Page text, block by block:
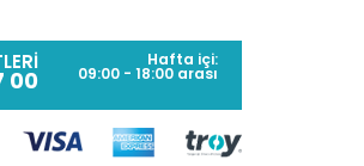
00
Hafta içi:
09:00 - 18:00 arası